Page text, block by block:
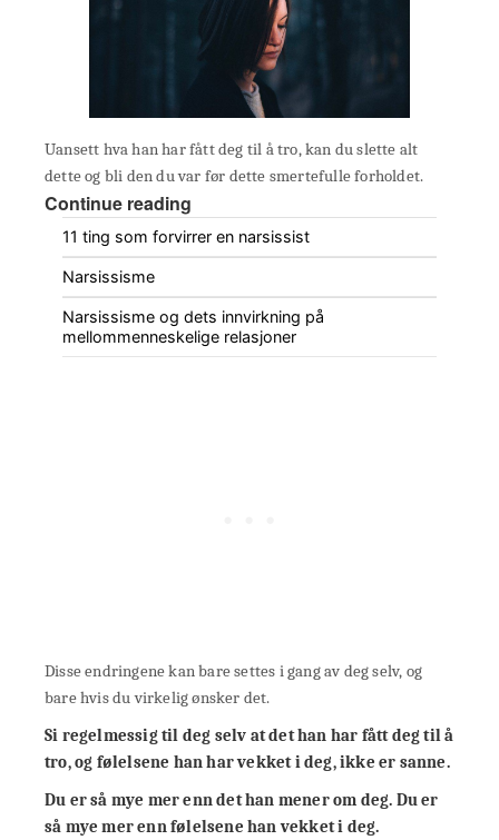
Uansett hva han har fått deg til å tro, kan du slette alt
dette og bli den du var før dette smertefulle forholdet.
Continue reading
11 ting som forvirrer en narsissist
Narsissisme
Narsissisme og dets innvirkning på
mellommenneskelige relasjoner
Disse endringene kan bare settes i gang av deg selv, og
bare hvis du virkelig ønsker det.
Si regelmessig til deg selv at det han har fått deg til å
tro, og følelsene han har vekket i deg, ikke er sanne.
Du er så mye mer enn det han mener om deg. Du er
så mye mer enn følelsene han vekket i deg.